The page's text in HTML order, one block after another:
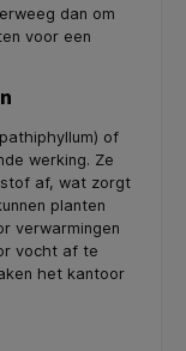
dan om
voor een
of
werking. Ze
af, wat zorgt
planten
verwarmingen
vocht af te
het kantoor